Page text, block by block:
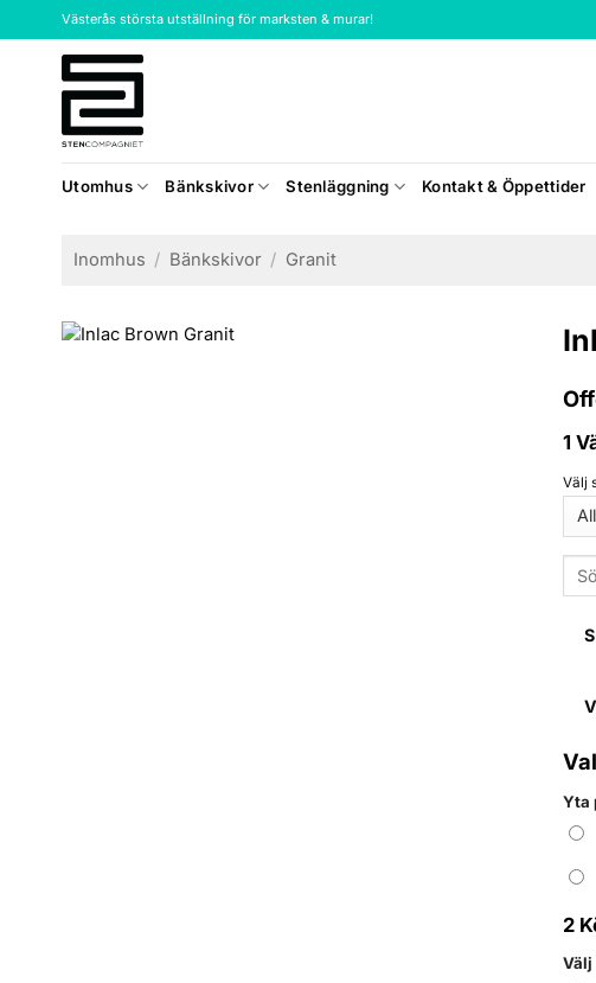
to
Västerås största utställning för marksten & murar!
Utomhus Bänkskivor Stenläggning Kontakt & Öppettider
Inomhus / Bänkskivor / Granit
1
Välj
Yta
2
Välj